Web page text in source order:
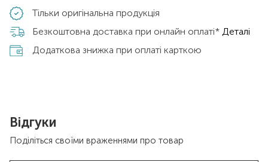
Тільки оригінальна продукція
Безкоштовна доставка при онлайн оплаті* Деталі
Додаткова знижка при оплаті карткою
Відгуки
Поділіться своїми враженнями про товар